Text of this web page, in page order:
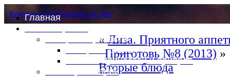
Главная
Специи и пряности
Специи и диета
Каталог пряностей и приправ
Таблица калорий
КомментарииРецепты по Rss
«Лиза. Приятного
Приготовь №8 (2013) »
Вторые блюда